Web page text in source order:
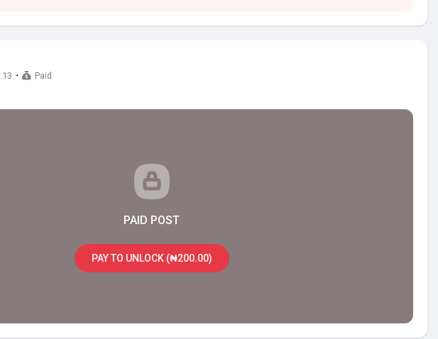
· Paid
PAID POST
PAY TO UNLOCK (₦200.00)